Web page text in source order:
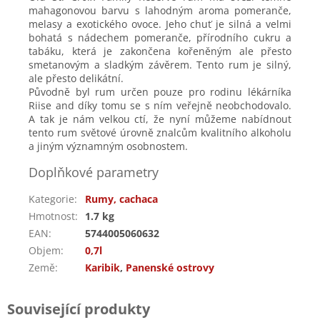
mahagonovou barvu s lahodným aroma pomeranče,
melasy a exotického ovoce. Jeho chuť je silná a velmi
bohatá s nádechem pomeranče, přírodního cukru a
tabáku, která je zakončena kořeněným ale přesto
smetanovým a sladkým závěrem. Tento rum je silný,
ale přesto delikátní.
Původně byl rum určen pouze pro rodinu lékárníka
Riise and díky tomu se s ním veřejně neobchodovalo.
A tak je nám velkou ctí, že nyní můžeme nabídnout
tento rum světové úrovně znalcům kvalitního alkoholu
a jiným významným osobnostem.
Doplňkové parametry
Kategorie:
Rumy, cachaca
Hmotnost:
1.7 kg
EAN:
5744005060632
Objem:
0,7l
Země: Karibik, Panenské ostrovy
Související produkty